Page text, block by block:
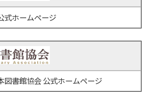
式ホームページ
図書館協会 公式ホームページ